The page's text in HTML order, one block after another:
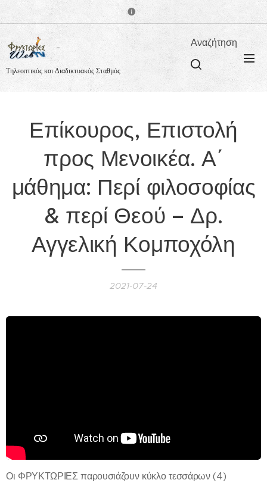
Τηλεοπτικός και Διαδικτυακός Σταθμός
Αναζήτηση
Επίκουρος, Επιστολή
προς Μενοικέα. Α΄
μάθημα: Περί φιλοσοφίας
& περί Θεού – Δρ.
Αγγελική Κομποχόλη
2021-07-24
Οι ΦΡΥΚΤΩΡΙΕΣ παρουσιάζουν κύκλο τεσσάρων (4)